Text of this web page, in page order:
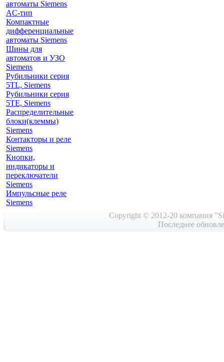
автоматы Siemens
AС-тип
Компактные
дифференциальные
автоматы Siemens
Шины для
автоматов и УЗО
Siemens
Рубильники серия
5TL, Siemens
Рубильники серия
5TE, Siemens
Распределительные
блоки(клеммы)
Siemens
Контакторы и реле
Siemens
Кнопки,
индикаторы и
переключатели
Siemens
Импульсные реле
Siemens
Copyright © 2012-20 компания
Последнее